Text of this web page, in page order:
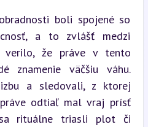
boli spojené so
a to zvlášť medzi
verilo, že práve v tento
znamenie väčšiu váhu.
a sledovali, z ktorej
odtiaľ mal vraj prísť
rituálne triasli plot či